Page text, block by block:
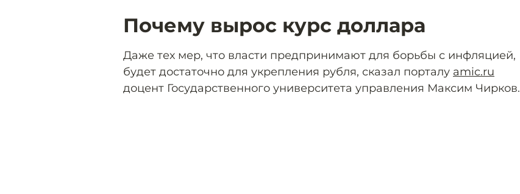
Почему вырос курс доллара
Даже тех мер, что власти предпринимают для борьбы с инфляцией,
будет достаточно для укрепления рубля, сказал порталу amic.ru
доцент Государственного университета управления Максим Чирков.